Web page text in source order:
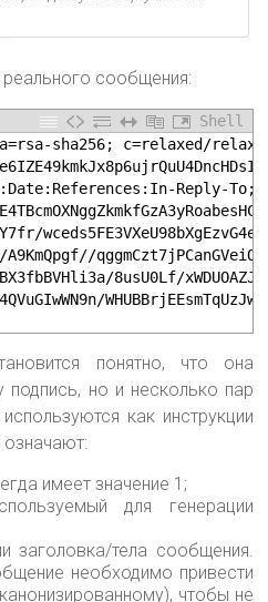
реального сообщения:
Shell
sha256; c=relaxed/
Reply-To;
A9KmQpgf//
8usU0Lf/
понятно, что она
но и несколько пар
как инструкции
означают:
имеет значение 1;
для генерации
заголовка/тела сообщения.
необходимо привести
чтобы не